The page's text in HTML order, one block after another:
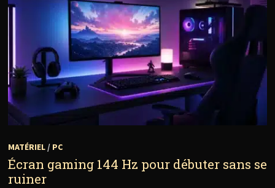
MATÉRIEL/ PC
Écran gaming 144 Hz pour débuter sans se
ruiner